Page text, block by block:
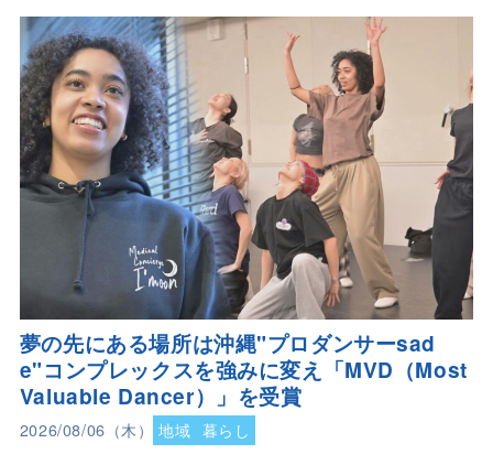
夢の先にある場所は沖縄"プロダンサーsad
e"コンプレックスを強みに変え「MVD（Most
Valuable Dancer）」を受賞
2026/08/06（木） 地域 暮らし